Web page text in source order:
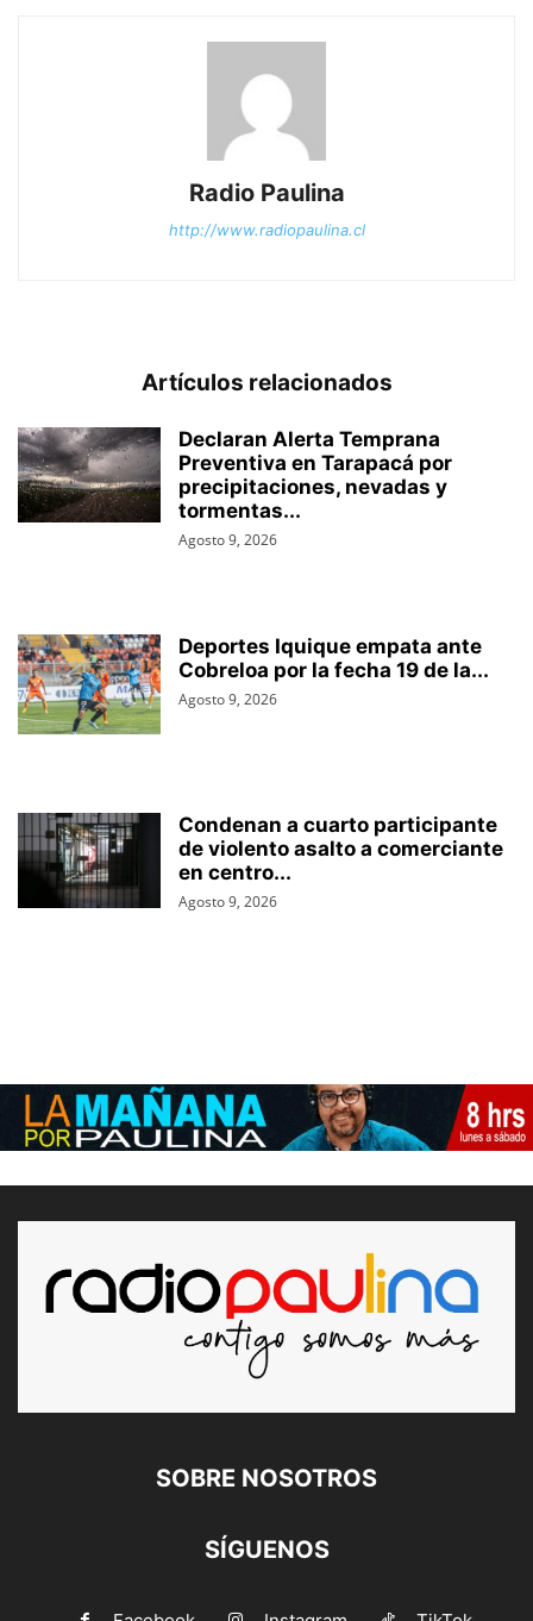
Radio Paulina
http://www.radiopaulina.cl
Artículos relacionados
Declaran Alerta Temprana
Preventiva en Tarapacá por
precipitaciones, nevadas y
tormentas...
Agosto 9, 2026
Deportes Iquique empata ante
Cobreloa por la fecha 19 de la...
Agosto 9, 2026
Condenan a cuarto participante
de violento asalto a comerciante
en centro...
Agosto 9, 2026
SOBRE NOSOTROS
SÍGUENOS